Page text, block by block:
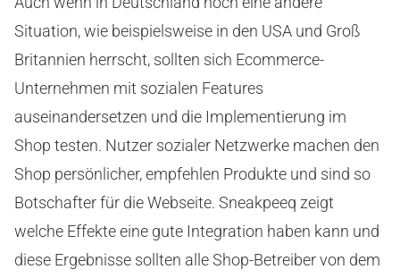
Situation, wie beispielsweise in den USA und Groß
Britannien herrscht, sollten sich Ecommerce-
Unternehmen mit sozialen Features
auseinandersetzen und die Implementierung im
Shop testen. Nutzer sozialer Netzwerke machen den
Shop persönlicher, empfehlen Produkte und sind so
Botschafter für die Webseite. Sneakpeeq zeigt
welche Effekte eine gute Integration haben kann und
diese Ergebnisse sollten alle Shop-Betreiber von dem